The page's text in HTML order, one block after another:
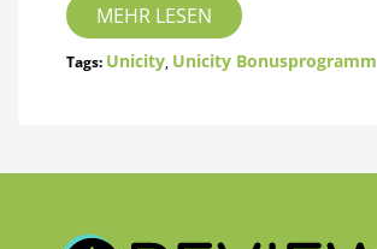
MEHR LESEN
Tags: Unicity, Unicity Bonusprogramm